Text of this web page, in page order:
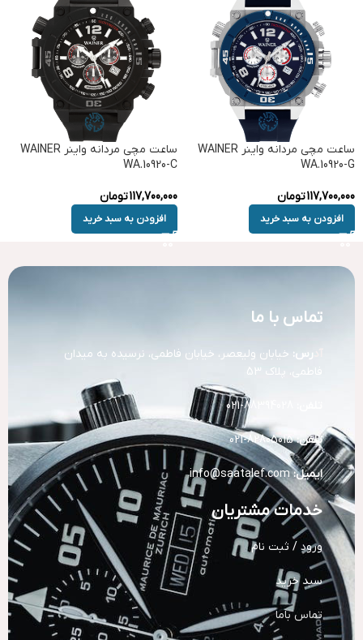
ساعت مچی مردانه واینر WAINER
WA.10920-G
117,700,000تومان
افزودن به سبد خرید
ساعت مچی مردانه واینر WAINER
WA.10920-C
117,700,000تومان
افزودن به سبد خرید
تماس با ما
رس: خیابان ولیعصر، خیابان فاطمی، نرسیده به میدان
فاطمی، پلاک 53
تلفن:82805015-021
ایمیل: info@saatalef.com
خدمات مشتریان
ورود / ثبت نام
سبد خرید
تماس باما